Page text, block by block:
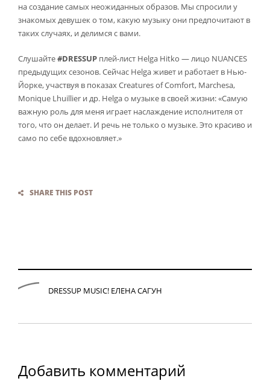
на создание самых неожиданных образов. Мы спросили у
знакомых девушек о том, какую музыку они предпочитают в
таких случаях, и делимся с вами.
Слушайте#DRESSUP плей-лист Helga Hitko — лицо NUANCES
предыдущих сезонов. Сейчас Helga живет и работает в Нью-
Йорке, участвуя в показах Creatures of Comfort, Marchesa,
Monique Lhuillier и др. Helga о музыке в своей жизни: «Самую
важную роль для меня играет наслаждение исполнителя от
того, что он делает. И речь не только о музыке. Это красиво и
само по себе вдохновляет.»
SHARE THIS POST
DRESSUP MUSIC! ЕЛЕНА САГУН
Добавить комментарий